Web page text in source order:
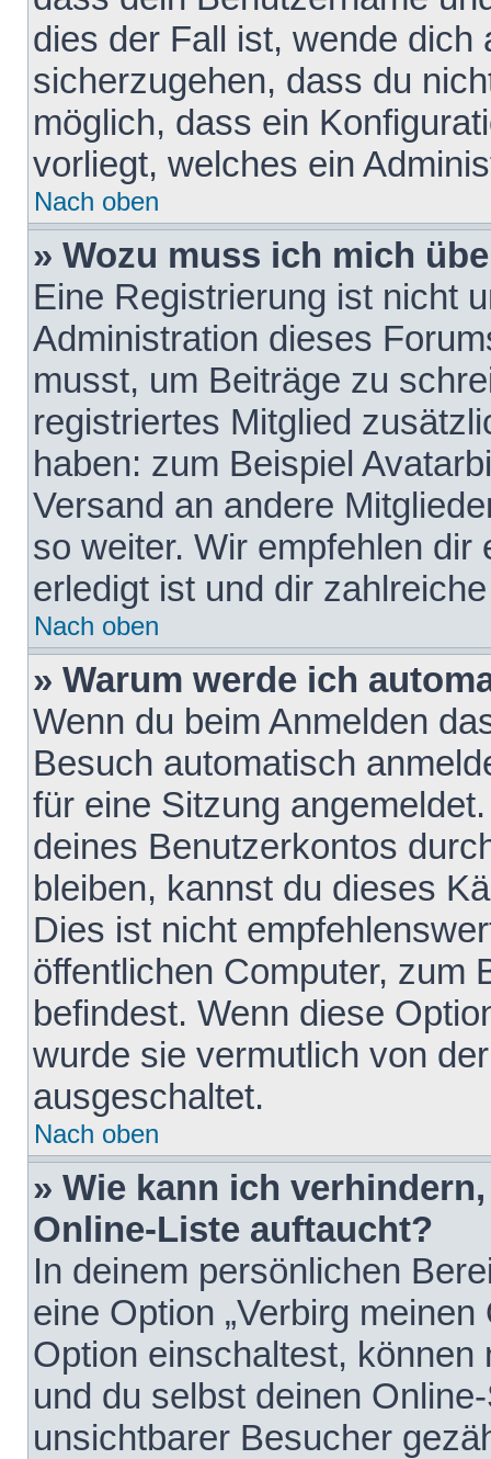
dies der Fall ist, wende dich
sicherzugehen, dass du
möglich, dass ein
vorliegt, welches ein
Nach oben
» Wozu muss ich mich
Eine Registrierung ist nicht
Administration dieses
musst, um Beiträge zu
registriertes Mitglied
haben: zum Beispiel
Versand an andere
so weiter. Wir empfehlen
erledigt ist und dir
Nach oben
» Warum werde ich
Wenn du beim Anmelden
Besuch automatisch
für eine Sitzung
deines Benutzerkontos
bleiben, kannst du dieses
Dies ist nicht
öffentlichen Computer, zum
befindest. Wenn diese
wurde sie vermutlich von
ausgeschaltet.
Nach oben
» Wie kann ich
Online-Liste auftaucht?
In deinem persönlichen
eine Option „Verbirg
Option einschaltest,
und du selbst deinen
unsichtbarer Besucher